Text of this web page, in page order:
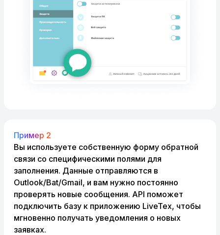
Пример 2
Вы используете собственную форму обратной
связи со специфическими полями для
заполнения. Данные отправляются в
Outlook/Bat/Gmail, и вам нужно постоянно
проверять новые сообщения. API поможет
подключить базу к приложению LiveTex, чтобы
мгновенно получать уведомления о новых
заявках.